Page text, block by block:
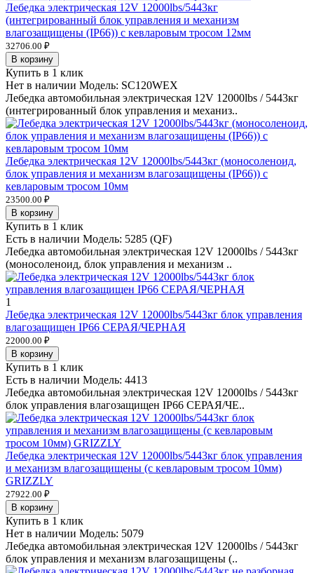
Лебедка электрическая 12V 12000lbs/5443кг
(интегрированный блок управления и механизм
влагозащищены (IP66)) с кевларовым тросом 12мм
32706.00 ₽
В корзину
Купить в 1 клик
Нет в наличии Модель: SC120WEX
Лебедка автомобильная электрическая 12V 12000lbs / 5443кг
(интегрированный блок управления и механиз..
Лебедка электрическая 12V 12000lbs/5443кг (моносоленоид,
блок управления и механизм влагозащищены (IP66)) с
кевларовым тросом 10мм
23500.00 ₽
В корзину
Купить в 1 клик
Есть в наличии Модель: 5285 (QF)
Лебедка автомобильная электрическая 12V 12000lbs / 5443кг
(моносоленоид, блок управления и механизм ..
1
Лебедка электрическая 12V 12000lbs/5443кг блок управления
влагозащищен IP66 СЕРАЯ/ЧЕРНАЯ
22000.00 ₽
В корзину
Купить в 1 клик
Есть в наличии Модель: 4413
Лебедка автомобильная электрическая 12V 12000lbs / 5443кг
блок управления влагозащищен IP66 СЕРАЯ/ЧЕ..
Лебедка электрическая 12V 12000lbs/5443кг блок управления
и механизм влагозащищены (с кевларовым тросом 10мм)
GRIZZLY
27922.00 ₽
В корзину
Купить в 1 клик
Нет в наличии Модель: 5079
Лебедка автомобильная электрическая 12V 12000lbs / 5443кг
блок управления и механизм влагозащищены (..